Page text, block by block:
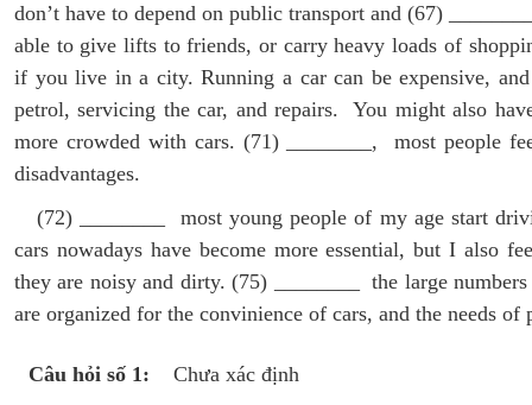
don’t have to depend on public transport and (67)
able to give lifts to friends, or carry heavy loads of
if you live in a city. Running a car can be expensive,
petrol, servicing the car, and repairs. You might also
more crowded with cars. (71) ________, most people
disadvantages.
(72) ________ most young people of my age start
cars nowadays have become more essential, but I also
they are noisy and dirty. (75) ________ the large
are organized for the convinience of cars, and the needs of
Câu hỏi số 1:
Chưa xác định